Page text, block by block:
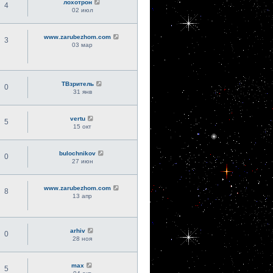
4
лохотрон
02 июл
3
www.zarubezhom.com
03 мар
0
ТВзритель
31 янв
5
vertu
15 окт
0
bulochnikov
27 июн
8
www.zarubezhom.com
13 апр
0
arhiv
28 ноя
5
max